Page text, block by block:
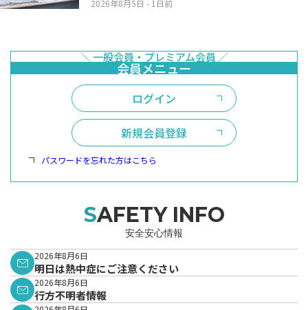
2026年8月5日 - 1日前
ログイン
新規会員登録
パスワードを忘れた方はこちら
SAFETY INFO
安全安心情報
2026年8月6日
明日は熱中症にご注意ください
2026年8月6日
行方不明者情報